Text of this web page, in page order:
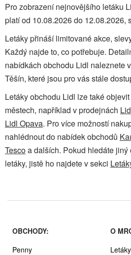
Pro zobrazení nejnovějšího letáku
platí od 10.08.2026 do 12.08.2026,
Letáky přináší limitované akce,
Každý najde to, co potřebuje.
nabídkách obchodu Lidl naleznete
Těšín, které jsou pro vás stále
Letáky obchodu Lidl lze také
městech, například v prodejnách
Lidl Opava. Pro více možností
nahlédnout do nabídek obchodů
Tescoa dalších. Pokud hledáte
letáky, jistě ho najdete v sekci
OBCHODY:
Penny
O
Letáky